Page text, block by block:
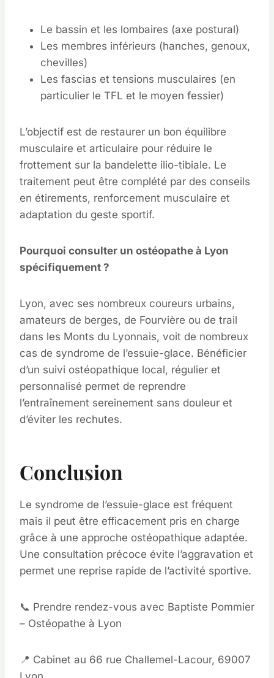
Le bassin et les lombaires (axe postural)
Les membres inférieurs (hanches, genoux,
chevilles)
Les fascias et tensions musculaires (en
particulier le TFL et le moyen fessier)
L’objectif est de restaurer un bon équilibre
musculaire et articulaire pour réduire le
frottement sur la bandelette ilio-tibiale. Le
traitement peut être complété par des conseils
en étirements, renforcement musculaire et
adaptation du geste sportif.
Pourquoi consulter un ostéopathe à Lyon
spécifiquement ?
Lyon, avec ses nombreux coureurs urbains,
amateurs de berges, de Fourvière ou de trail
dans les Monts du Lyonnais, voit de nombreux
cas de syndrome de l’essuie-glace. Bénéficier
d’un suivi ostéopathique local, régulier et
personnalisé permet de reprendre
l’entraînement sereinement sans douleur et
d’éviter les rechutes.
Conclusion
Le syndrome de l’essuie-glace est fréquent
mais il peut être efficacement pris en charge
grâce à une approche ostéopathique adaptée.
Une consultation précoce évite l’aggravation et
permet une reprise rapide de l’activité sportive.
📞 Prendre rendez-vous avec Baptiste Pommier
– Ostéopathe à Lyon
📍 Cabinet au 66 rue Challemel-Lacour, 69007